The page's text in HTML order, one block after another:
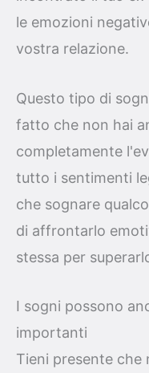
le emozioni
vostra relazione.
Questo tipo di
fatto che non hai
completamente
tutto i sentimenti
che sognare
di affrontarlo
stessa per
I sogni possono
importanti
Tieni presente che